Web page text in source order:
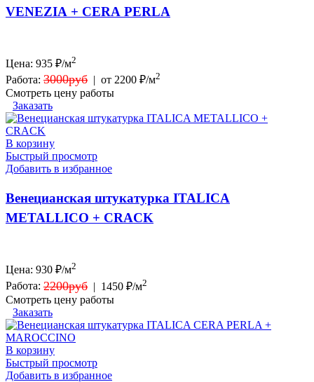
VENEZIA + CERA PERLA
Цена: 935 ₽/м2
Работа: 3000руб | от 2200 ₽/м2
Смотреть цену работы
Заказать
В корзину
Быстрый просмотр
Добавить в избранное
Венецианская штукатурка ITALICA
METALLICO + СRACK
Цена: 930 ₽/м2
Работа: 2200руб | 1450 ₽/м2
Смотреть цену работы
Заказать
В корзину
Быстрый просмотр
Добавить в избранное